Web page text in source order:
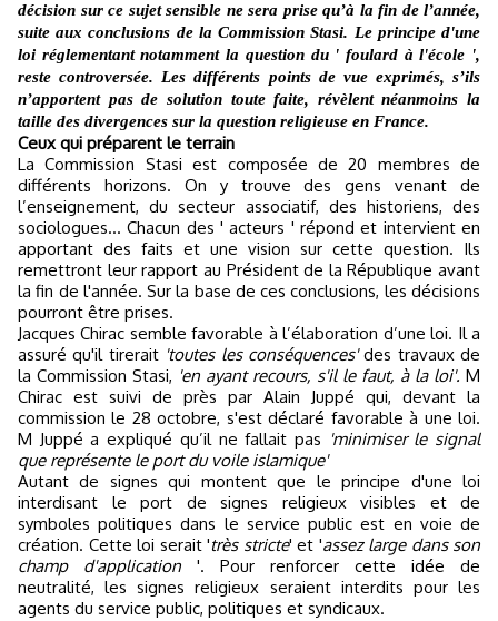
décision sur ce sujet sensible ne sera prise qu’à la fin de l’année,
suite aux conclusions de la Commission Stasi. Le principe d'une
loi réglementant notamment la question du ' foulard à l'école ',
reste controversée. Les différents points de vue exprimés, s’ils
n’apportent pas de solution toute faite, révèlent néanmoins la
taille des divergences sur la question religieuse en France.
Ceux qui préparent le terrain
La Commission Stasi est composée de 20 membres de
différents horizons. On y trouve des gens venant de
l’enseignement, du secteur associatif, des historiens, des
sociologues… Chacun des ' acteurs ' répond et intervient en
apportant des faits et une vision sur cette question. Ils
remettront leur rapport au Président de la République avant
la fin de l'année. Sur la base de ces conclusions, les décisions
pourront être prises.
Jacques Chirac semble favorable à l’élaboration d’une loi. Il a
assuré qu'il tirerait 'toutes les conséquences'des travaux de
la Commission Stasi, 'en ayant recours, s'il le faut, à la loi'. M
Chirac est suivi de près par Alain Juppé qui, devant la
commission le 28 octobre, s'est déclaré favorable à une loi.
M Juppé a expliqué qu’il ne fallait pas 'minimiser le signal
que représente le port du voile islamique'
Autant de signes qui montent que le principe d'une loi
interdisant le port de signes religieux visibles et de
symboles politiques dans le service public est en voie de
création. Cette loi serait 'très stricte' et 'assez large dans son
champ d'application '.
Pour renforcer cette idée de
neutralité, les signes religieux seraient interdits pour les
agents du service public, politiques et syndicaux.